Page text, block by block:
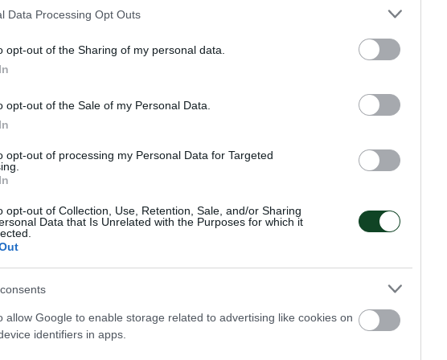
Data Processing Opt Outs
opt-out of the Sharing of my personal data.
opt-out of the Sale of my Personal Data.
opt-out of processing my Personal Data for Targeted
opt-out of Collection, Use, Retention, Sale, and/or Sharing
Data that Is Unrelated with the Purposes for which it
allow Google to enable storage related to advertising like cookies on
identifiers in apps.
να έχουν άπαντες μαζί τους την τυπωμένη κάρτα διαρκείας
τηλέφωνα ή άλλη μορφή) καθώς δεν θα τους επιτραπεί
ότι θα υπάρχει προέλεγχος από την αστυνομία πριν φτάσουν
εισόδους και αν έχουν τις κάρτες διαρκείας ή αν δεν είναι
δεν θα τους επιτρέπεται η είσοδος προς τις κερκίδες.
θα μπουν από την Θύρα 3 ενώ τα VIP διαρκείας και οι
θα μπουν από την Θύρα 6.